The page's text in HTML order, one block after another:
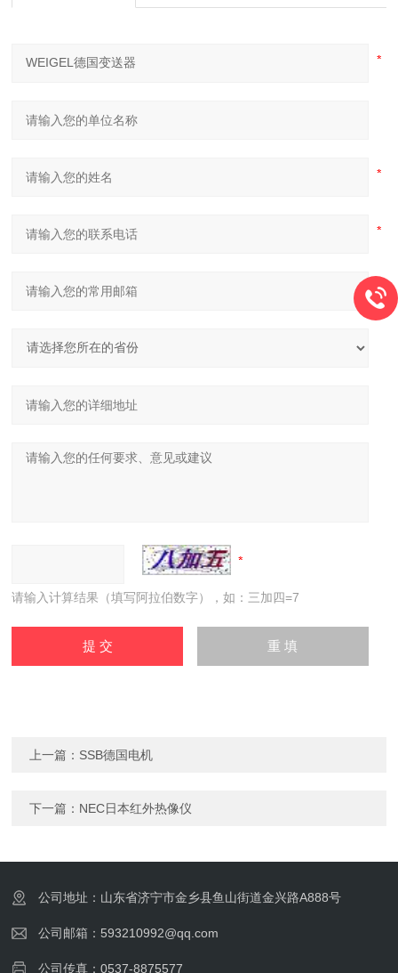
请输入计算结果（填写阿拉伯数字），如：三加四=7
上一篇： SSB德国电机
下一篇： NEC日本红外热像仪
公司地址：山东省济宁市金乡县鱼山街道金兴路A888号
公司邮箱：593210992@qq.com
公司传真：0537-8875577